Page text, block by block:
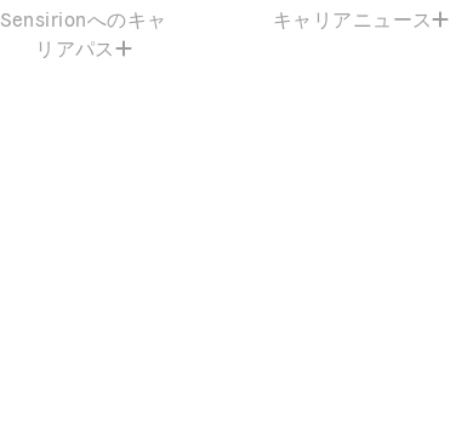
Sensirionへのキャ
リアパス
キャリアニュース